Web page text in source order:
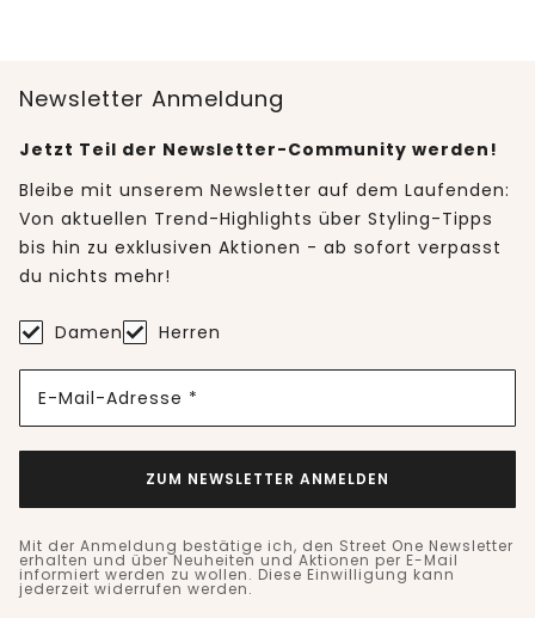
Newsletter Anmeldung
Jetzt Teil der Newsletter-Community werden!
Bleibe mit unserem Newsletter auf dem Laufenden:
Von aktuellen Trend-Highlights über Styling-Tipps
bis hin zu exklusiven Aktionen - ab sofort verpasst
du nichts mehr!
Damen Herren
E-Mail-Adresse *
ZUM NEWSLETTER ANMELDEN
Mit der Anmeldung bestätige ich, den Street One Newsletter
erhalten und über Neuheiten und Aktionen per E-Mail
informiert werden zu wollen. Diese Einwilligung kann
jederzeit widerrufen werden.